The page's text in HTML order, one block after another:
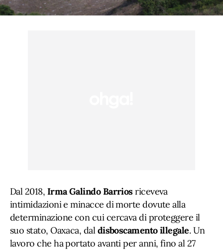
Dal 2018, Irma Galindo Barriosriceveva
intimidazioni e minacce di morte dovute alla
determinazione con cui cercava di proteggere il
suo stato, Oaxaca, daldisboscamento illegale. Un
lavoro che ha portato avanti per anni, fino al 27